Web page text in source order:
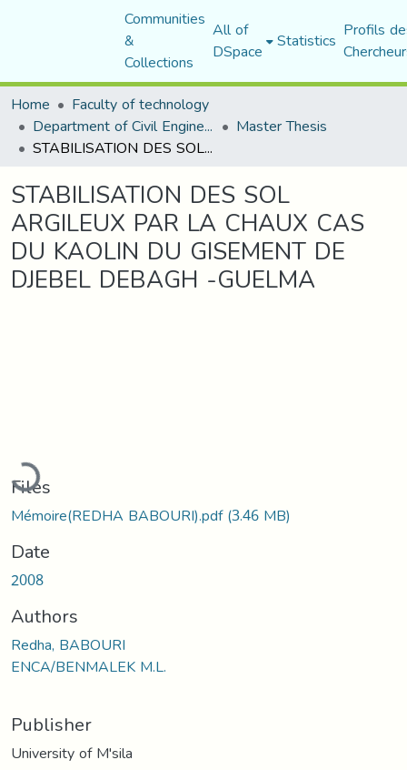
Communities
&
Collections
All of
DSpace Statistics Profils
Home
Faculty of technology
Department of Civil Engineering Master Thesis
STABILISATION DES SOL ARGILEUX PAR LA CHAUX CAS DU KAOLIN DU GISEMENT DE DJEBEL DEBAGH -GUELMA
STABILISATION DES SOL
ARGILEUX PAR LA CHAUX CAS
DU KAOLIN DU GISEMENT DE
DJEBEL DEBAGH -GUELMA
Loading...
Files
Mémoire(REDHA BABOURI).pdf(3.46 MB)
Date
2008
Authors
Redha, BABOURI
ENCA/BENMALEK M.L.
Publisher
University of M'sila